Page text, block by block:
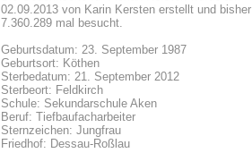
02.09.2013 von Karin Kersten erstellt und bisher
7.360.289 mal besucht.
Geburtsdatum: 23. September 1987
Geburtsort: Köthen
Sterbedatum: 21. September 2012
Sterbeort: Feldkirch
Schule: Sekundarschule Aken
Beruf: Tiefbaufacharbeiter
Sternzeichen: Jungfrau
Friedhof: Dessau-Roßlau